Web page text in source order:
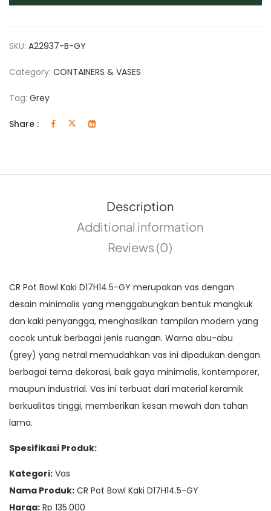
SKU: A22937-B-GY
Category: CONTAINERS & VASES
Tag: Grey
Share :
Description
Additional information
Reviews (0)
CR Pot Bowl Kaki D17H14.5-GY merupakan vas dengan
desain minimalis yang menggabungkan bentuk mangkuk
dan kaki penyangga, menghasilkan tampilan modern yang
cocok untuk berbagai jenis ruangan. Warna abu-abu
(grey) yang netral memudahkan vas ini dipadukan dengan
berbagai tema dekorasi, baik gaya minimalis, kontemporer,
maupun industrial. Vas ini terbuat dari material keramik
berkualitas tinggi, memberikan kesan mewah dan tahan
lama.
Spesifikasi Produk:
Kategori: Vas
Nama Produk: CR Pot Bowl Kaki D17H14.5-GY
Harga: Rp 135.000